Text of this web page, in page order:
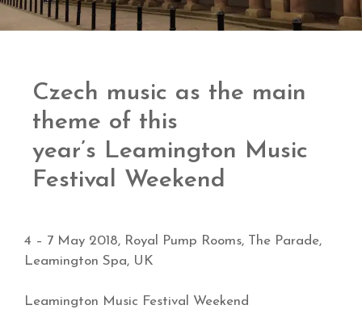
Czech music as the main
theme of this
year’s Leamington Music
Festival Weekend
4 – 7 May 2018, Royal Pump Rooms, The Parade,
Leamington Spa, UK
Leamington Music Festival Weekend